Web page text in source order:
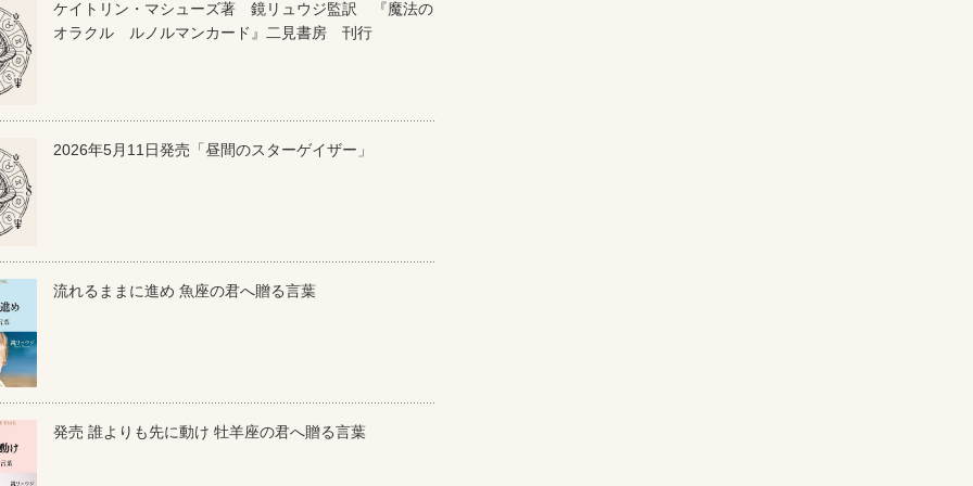
ケイトリン・マシューズ著 鏡リュウジ監訳 『魔法の
オラクル ルノルマンカード』二見書房 刊行
2026年5月11日発売「昼間のスターゲイザー」
流れるままに進め 魚座の君へ贈る言葉
発売 誰よりも先に動け 牡羊座の君へ贈る言葉